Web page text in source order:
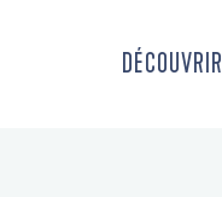
DÉCOUVRIR